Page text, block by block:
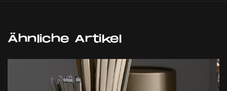
Ähnliche Artikel